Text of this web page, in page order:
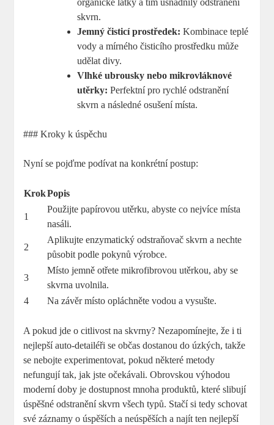
organické látky a tím usnadnily odstranění
skvrn.
Jemný čisticí prostředek: Kombinace teplé
vody a mírného čisticího prostředku může
udělat divy.
Vlhké ubrousky nebo mikrovláknové
utěrky: Perfektní pro rychlé odstranění
skvrn a následné osušení místa.
### Kroky k úspěchu
Nyní se pojďme podívat na konkrétní postup:
KrokPopis
1
Použijte papírovou utěrku, abyste co nejvíce místa
nasáli.
2
Aplikujte enzymatický odstraňovač skvrn a nechte
působit podle pokynů výrobce.
3
Místo jemně otřete mikrofibrovou utěrkou, aby se
skvrna uvolnila.
4
Na závěr místo opláchněte vodou a vysušte.
A pokud jde o citlivost na skvrny? Nezapomínejte, že i ti
nejlepší auto-detailéři se občas dostanou do úzkých, takže
se nebojte experimentovat, pokud některé metody
nefungují tak, jak jste očekávali. Obrovskou výhodou
moderní doby je dostupnost mnoha produktů, které slibují
úspěšné odstranění skvrn všech typů. Stačí si tedy schovat
své záznamy o úspěších a neúspěších a najít ten nejlepší